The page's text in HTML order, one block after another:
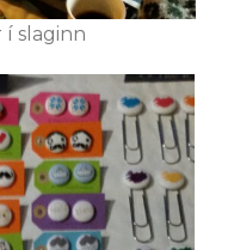
slaginn